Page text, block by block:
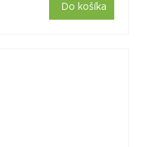
Do košíka